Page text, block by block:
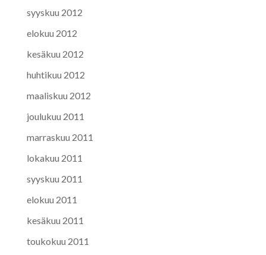
syyskuu 2012
elokuu 2012
kesäkuu 2012
huhtikuu 2012
maaliskuu 2012
joulukuu 2011
marraskuu 2011
lokakuu 2011
syyskuu 2011
elokuu 2011
kesäkuu 2011
toukokuu 2011